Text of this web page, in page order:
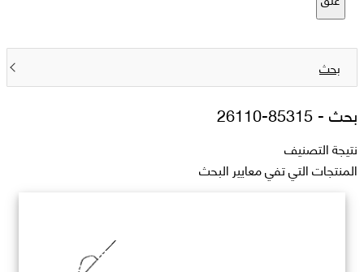
بحث
بحث -85315-26110
نتيجة التصنيف
المنتجات التي تفي معايير البحث